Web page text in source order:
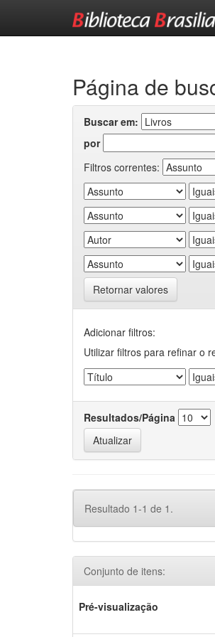
Página de
Buscar em:
por
Filtros correntes:
Retornar valores
Adicionar filtros:
Utilizar filtros para refinar o
Resultados/Página
Resultado 1-1 de 1.
Conjunto de itens:
Pré-visualização